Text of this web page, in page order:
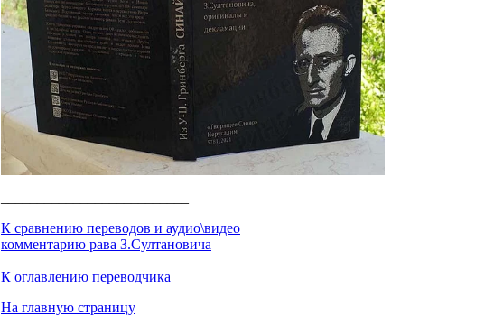
К сравнению переводов и аудио\видео
комментарию рава З.Султановича
К оглавлению переводчика
На главную страницу